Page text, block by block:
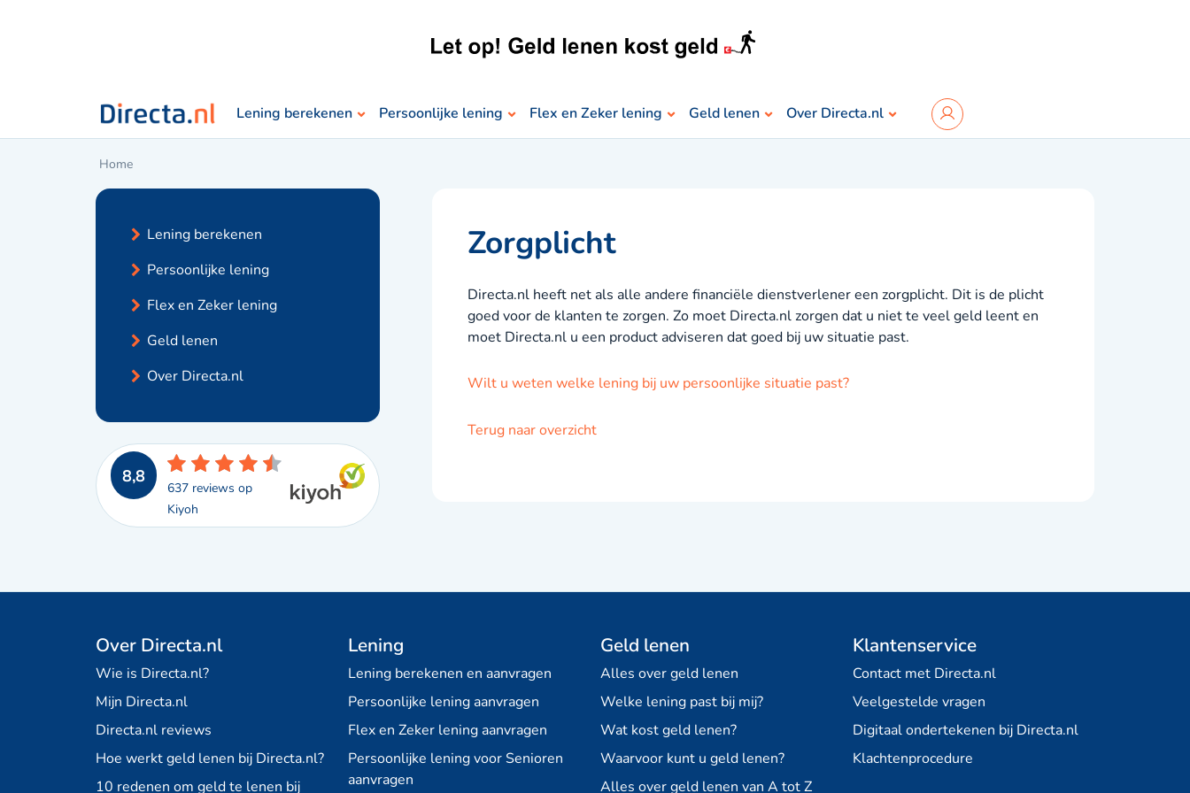
Lening berekenen Persoonlijke lening Flex en Zeker lening Geld lenen Over Directa.nl
Home
Zorgplicht
Directa.nl heeft net als alle andere financiële dienstverlener een zorgplicht. Dit is de plicht
goed voor de klanten te zorgen. Zo moet Directa.nl zorgen dat u niet te veel geld leent en
moet Directa.nl u een product adviseren dat goed bij uw situatie past.
Wilt u weten welke lening bij uw persoonlijke situatie past?
Terug naar overzicht
Lening berekenen
Persoonlijke lening
Flex en Zeker lening
Geld lenen
Over Directa.nl
8,8
637 reviews op
Kiyoh
Over Directa.nl
Wie is Directa.nl?
Mijn Directa.nl
Directa.nl reviews
Hoe werkt geld lenen bij Directa.nl?
10 redenen om geld te lenen bij
Lening
Lening berekenen en aanvragen
Persoonlijke lening aanvragen
Flex en Zeker lening aanvragen
Persoonlijke lening voor Senioren
aanvragen
Geld lenen
Alles over geld lenen
Welke lening past bij mij?
Wat kost geld lenen?
Waarvoor kunt u geld lenen?
Alles over geld lenen van A tot Z
Klantenservice
Contact met Directa.nl
Veelgestelde vragen
Digitaal ondertekenen bij Directa.nl
Klachtenprocedure